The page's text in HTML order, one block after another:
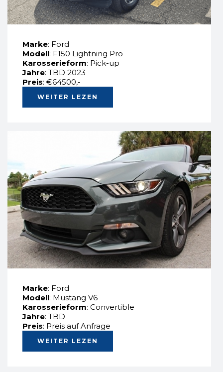
Marke: Ford
Modell: F150 Lightning Pro
Karosserieform: Pick-up
Jahre: TBD 2023
Preis: €64500,-
WEITER LEZEN
Marke: Ford
Modell: Mustang V6
Karosserieform: Convertible
Jahre: TBD
Preis: Preis auf Anfrage
WEITER LEZEN